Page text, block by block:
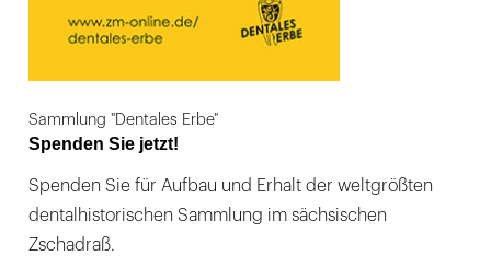
Sammlung "Dentales Erbe"
Spenden Sie jetzt!
Spenden Sie für Aufbau und Erhalt der weltgrößten
dentalhistorischen Sammlung im sächsischen
Zschadraß.